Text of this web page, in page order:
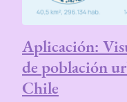
Aplicación:
de población
Chile